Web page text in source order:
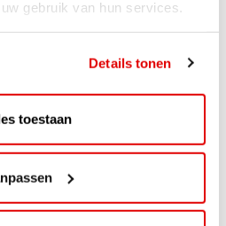
gebruik van hun services.
Details tonen
toestaan